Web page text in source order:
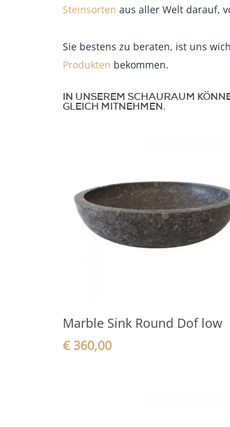
Steinsorten aus aller Welt darauf,
Sie bestens zu beraten, ist uns
Produkten bekommen.
IN UNSEREM SCHAURAUM
GLEICH MITNEHMEN.
In den Warenkorb
Marble Sink Round Dof low
€360,00